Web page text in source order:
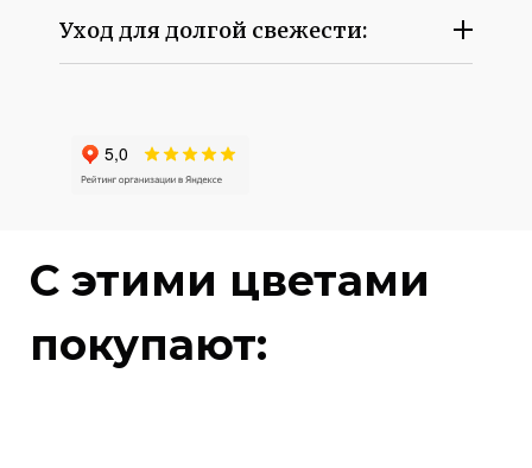
Уход для долгой свежести:
C этими цветами
покупают: